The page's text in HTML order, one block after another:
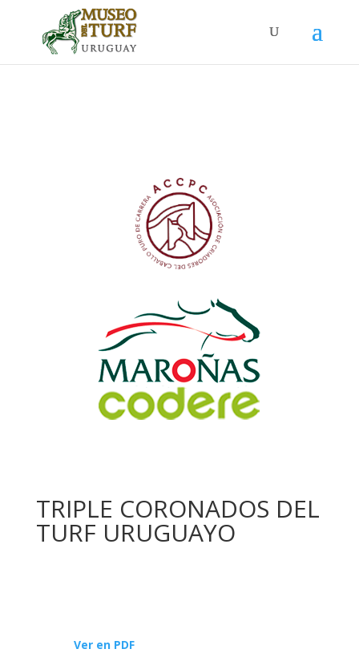
TRIPLE CORONADOS DEL
TURF URUGUAYO
Ver en PDF